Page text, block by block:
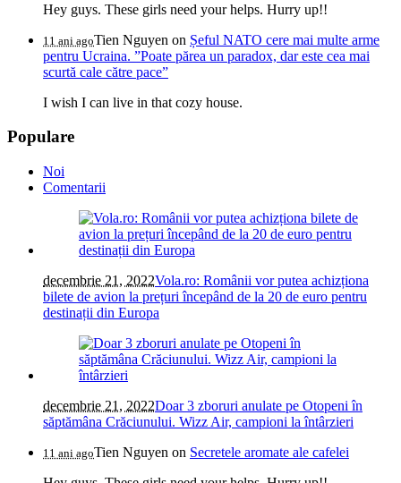
Hey guys. These girls need your helps. Hurry up!!
11 ani agoTien Nguyen on Șeful NATO cere mai multe arme
pentru Ucraina. ”Poate părea un paradox, dar este cea mai
scurtă cale către pace”
I wish I can live in that cozy house.
Populare
Noi
Comentarii
decembrie 21, 2022Vola.ro: Românii vor putea achizționa
bilete de avion la prețuri începând de la 20 de euro pentru
destinații din Europa
decembrie 21, 2022Doar 3 zboruri anulate pe Otopeni în
săptămâna Crăciunului. Wizz Air, campioni la întârzieri
11 ani agoTien Nguyen on Secretele aromate ale cafelei